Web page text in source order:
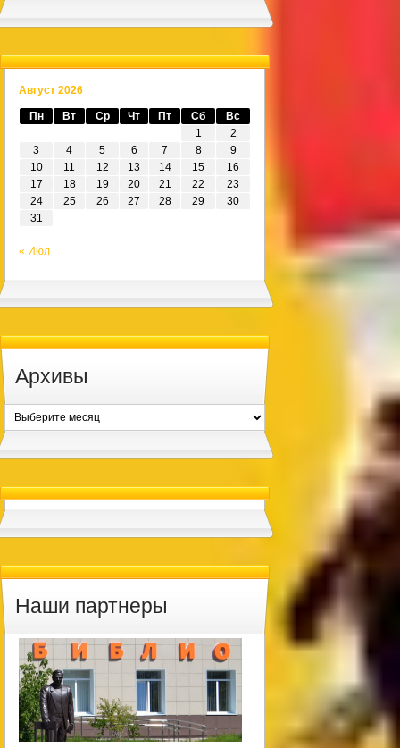
Август 2026
Пн Вт Ср Чт Пт Сб
Вс
1
2
3
4 5 6 7 8
9
10
11 12 13 14 15
16
17
18 19 20 21 22
23
24
25 26 27 28 29
30
31
« Июл
Архивы
Архивы
Наши партнеры